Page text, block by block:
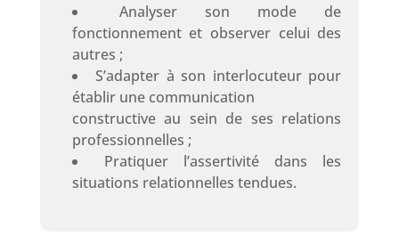
Analyser son mode de
fonctionnement et observer celui des
autres ;
S’adapter à son interlocuteur pour
établir une communication
constructive au sein de ses relations
professionnelles ;
Pratiquer l’assertivité dans les
situations relationnelles tendues.